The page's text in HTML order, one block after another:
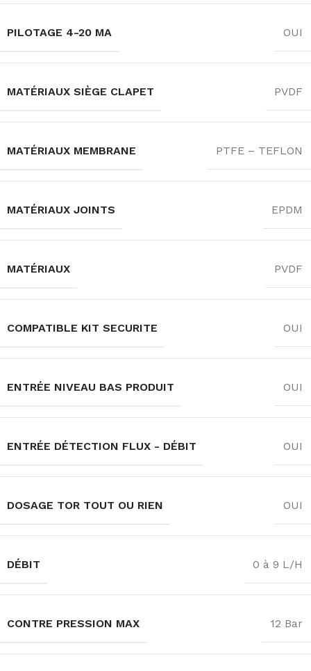
PILOTAGE 4-20 MA OUI
MATÉRIAUX SIÈGE CLAPET PVDF
MATÉRIAUX MEMBRANE PTFE – TEFLON
MATÉRIAUX JOINTS EPDM
MATÉRIAUX PVDF
COMPATIBLE KIT SECURITE OUI
ENTRÉE NIVEAU BAS PRODUIT OUI
ENTRÉE DÉTECTION FLUX - DÉBIT OUI
DOSAGE TOR TOUT OU RIEN OUI
DÉBIT 0 à 9 L/H
CONTRE PRESSION MAX 12 Bar